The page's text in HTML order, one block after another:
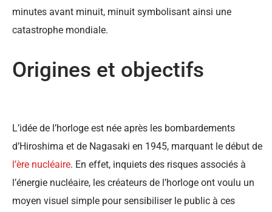
minutes avant minuit, minuit symbolisant ainsi une
catastrophe mondiale.
Origines et objectifs
L’idée de l’horloge est née après les bombardements
d’Hiroshima et de Nagasaki en 1945, marquant le début de
l’ère nucléaire. En effet, inquiets des risques associés à
l’énergie nucléaire, les créateurs de l’horloge ont voulu un
moyen visuel simple pour sensibiliser le public à ces